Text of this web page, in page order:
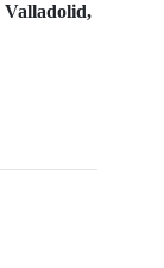
Valladolid,